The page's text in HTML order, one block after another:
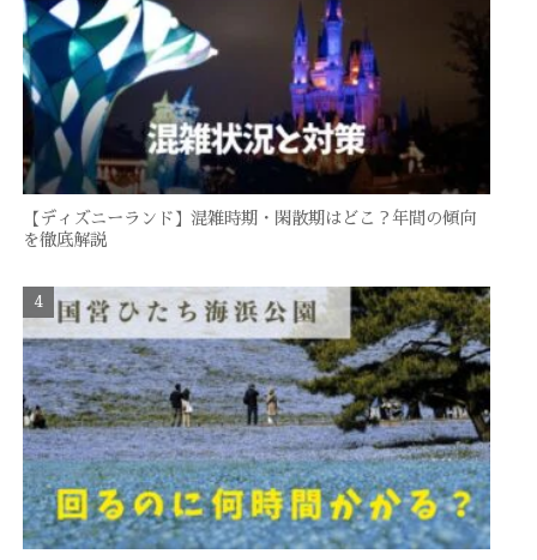
【ディズニーランド】混雑時期・閑散期はどこ？年間の傾向
を徹底解説